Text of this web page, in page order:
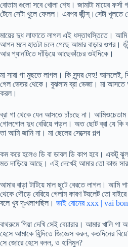
বোতাম গুলো সবে খোলা শেষ। জামাটা মায়ের
টেনে সেটা খুলে ফেলল। এরপর জীন্স্।সেটা খুলতে
মায়ের দুধ লাফাতে লাগল এই ধস্তাধস্তিতে।
আপন মনে হাতটা চলে গেছে আমার বাড়ার ওপর।
আর প্যানটিতে দাঁড়িয়ে আছেকাঁচের ওইদিকে।
মা সারা গা মুছতে লাগল। কি সুন্দর দেহ! আসলেই,
গেল ভেতর থেকে। বুঝলাম ব্রা ভেজা। মা
করল।
ব্রা গা থেকে যেন আসতে চাঁচছে না।
গোলগোল দুধ বেরিয়ে পড়ল। অত ছোট ব্রা যে কি
তা আমি জানি না। মা ছেলের সেক্সের গল্প
কম করে হলেও ডি বা ডাবল ডি কাপ হবে। একটু
মত দাড়িয়ে আছে। এই দেখেই আমার তো কাজ
আমার বাড়া টাটিয়ে মাল ছুটে বেরতে লাগল। আমি
থেকে দৌড়ে বেরিয়ে গেলাম কারণ টয়লেট তো
বলে খুব দূঃখলাগছিল। ভাই বোনের xxx | vai
বাথরুমে গিয়া দেখি সেই বেয়ারার। আমার খালি গা
হেসে আমাকে হিন্দিতে জিজ্ঞেস করল, কতদিনের
সে জোরে হেসে বলল, ও হানিমুন?